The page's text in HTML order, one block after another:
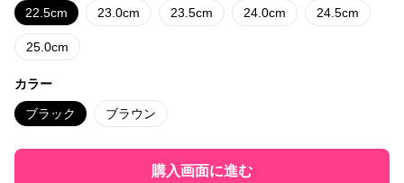
22.5cm 23.0cm 23.5cm 24.0cm 24.5cm
25.0cm
カラー
ブラック ブラウン
購入画面に進む